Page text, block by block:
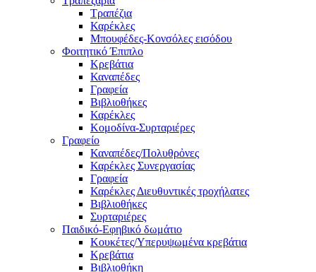
Τραπέζια
Καρέκλες
Μπουφέδες-Κονσόλες εισόδου
Φοιτητικό Έπιπλο
Κρεβάτια
Καναπέδες
Γραφεία
Βιβλιοθήκες
Καρέκλες
Κομοδίνα-Συρταριέρες
Γραφείο
Καναπέδες/Πολυθρὀνες
Καρέκλες Συνεργασίας
Γραφεία
Καρέκλες Διευθυντικές τροχήλατες
Βιβλιοθήκες
Συρταριέρες
Παιδικό-Εφηβικό δωμάτιο
Κουκέτες/Υπερυψωμένα κρεβάτια
Κρεβάτια
Βιβλιοθήκη